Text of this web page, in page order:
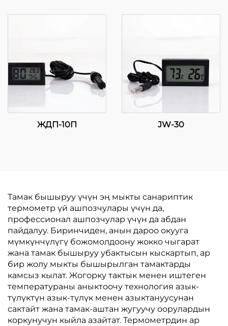
Ангычтарыңызда
Саноаттык Учураактар
ЖДП-10П JW-30
Тамак бышыруу үчүн эң мыкты санариптик
термометр үй ашпозчулары үчүн да,
профессионал ашпозчулар үчүн да абдан
пайдалуу. Биринчиден, анын дароо окууга
мүмкүнчүлүгү божомолдоону жокко чыгарат
жана тамак бышыруу убактысын кыскартып, ар
бир жолу мыкты бышырылган тамактарды
камсыз кылат. Жогорку тактык менен иштеген
температураны аныктоочу технология азык-
түлүктүн азык-түлүк менен азыктануусунан
сактайт жана тамак-аштан жугуучу оорулардын
коркунучун кыйла азайтат. Термометрдин ар